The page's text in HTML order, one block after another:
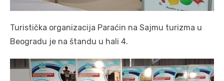
Turistička organizacija Paraćin na Sajmu turizma u
Beogradu je na štandu u hali 4.